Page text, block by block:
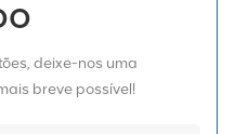
deixe-nos uma
breve possível!